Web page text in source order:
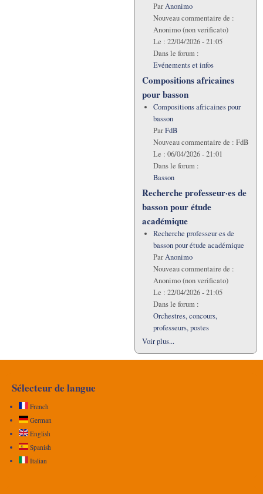
ParAnonimo
Nouveau commentaire de :
Anonimo (non verificato)
Le : 22/04/2026 - 21:05
Dans le forum :
Evénements et infos
Compositions africaines
pour basson
Compositions africaines pour
basson
ParFdB
Nouveau commentaire de : FdB
Le : 06/04/2026 - 21:01
Dans le forum :
Basson
Recherche professeur·es de
basson pour étude
académique
Recherche professeur·es de
basson pour étude académique
ParAnonimo
Nouveau commentaire de :
Anonimo (non verificato)
Le : 22/04/2026 - 21:05
Dans le forum :
Orchestres, concours,
professeurs, postes
Voir plus...
Sélecteur de langue
French
German
English
Spanish
Italian